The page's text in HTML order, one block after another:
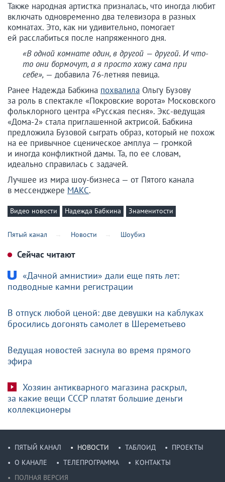
Также народная артистка призналась, что иногда любит
включать одновременно два телевизора в разных
комнатах. Это, как ни удивительно, помогает
ей расслабиться после напряженного дня.
«В одной комнате один, в другой — другой. И что-
то они бормочут, а я просто хожу сама при
себе», — добавила 76-летняя певица.
Ранее Надежда Бабкина похвалила Ольгу Бузову
за роль в спектакле «Покровские ворота» Московского
фольклорного центра «Русская песня». Экс-ведущая
«Дома-2» стала приглашенной актрисой. Бабкина
предложила Бузовой сыграть образ, который не похож
на ее привычное сценическое амплуа — громкой
и иногда конфликтной дамы. Та, по ее словам,
идеально справилась с задачей.
Лучшее из мира шоу-бизнеса — от Пятого канала
в мессенджере МАКС.
Видео новости Надежда Бабкина Знаменитости
Пятый канал Новости Шоубиз
Сейчас читают
«Дачной амнистии» дали еще пять лет:
подводные камни регистрации
В отпуск любой ценой: две девушки на каблуках
бросились догонять самолет в Шереметьево
Ведущая новостей заснула во время прямого
эфира
Хозяин антикварного магазина раскрыл,
за какие вещи СССР платят большие деньги
коллекционеры
ПЯТЫЙ КАНАЛ НОВОСТИ ТАБЛОИД
ПРОЕКТЫ
О КАНАЛЕ
ТЕЛЕПРОГРАММА
КОНТАКТЫ
ПОЛНАЯ ВЕРСИЯ